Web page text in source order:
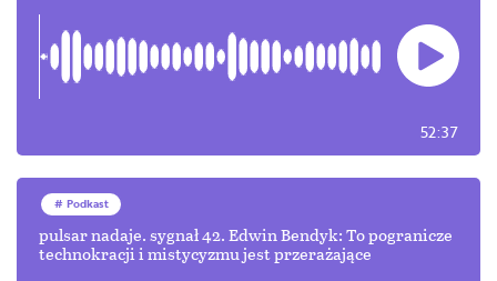
52:37
Podkast
pulsar nadaje. sygnał 42. Edwin Bendyk: To pogranicze
technokracji i mistycyzmu jest przerażające